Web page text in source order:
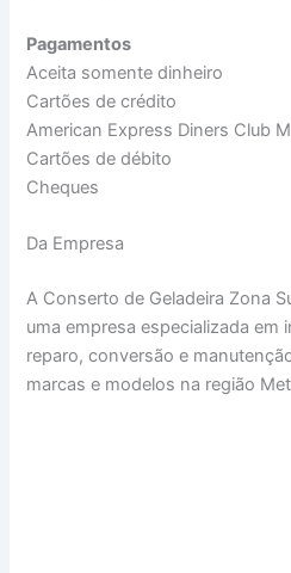
Pagamentos
Aceita somente dinheiro
Cartões de crédito
American Express Diners Club
Cartões de débito
Cheques
Da Empresa
A Conserto de Geladeira Zona
uma empresa especializada em
reparo, conversão e
marcas e modelos na região